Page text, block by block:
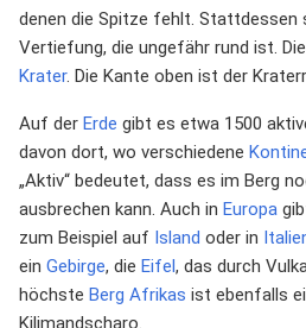
denen die Spitze fehlt. Stattdessen
Vertiefung, die ungefähr rund ist.
Krater. Die Kante oben ist der
Auf der Erde gibt es etwa 1500
davon dort, wo verschiedene
„Aktiv“ bedeutet, dass es im Berg
ausbrechen kann. Auch in Europa
zum Beispiel auf Island oder in
ein Gebirge, die Eifel , das durch
höchste Berg Afrikas ist ebenfalls
Kilimandscharo.